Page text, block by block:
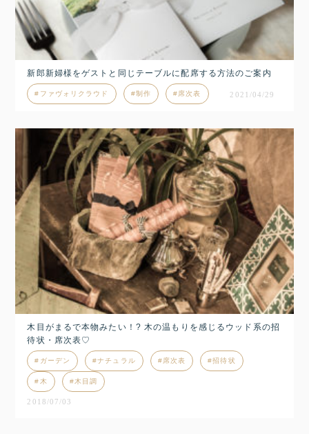
新郎新婦様をゲストと同じテーブルに配席する方法のご案内
ファヴォリクラウド 制作 席次表 2021/04/29
木目がまるで本物みたい！? 木の温もりを感じるウッド系の招
待状・席次表♡
ガーデン ナチュラル 席次表 招待状
木 木目調
2018/07/03